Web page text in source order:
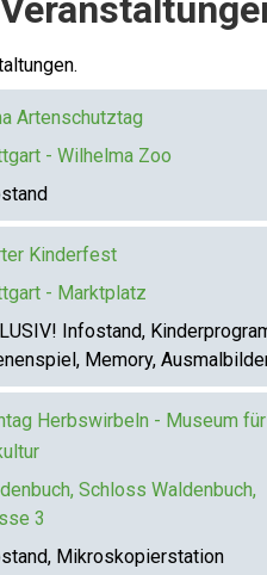
Artenschutztag
- Wilhelma Zoo
Kinderfest
- Marktplatz
Infostand,
Memory,
Herbswirbeln - Museum für
Schloss Waldenbuch,
3
Mikroskopierstation